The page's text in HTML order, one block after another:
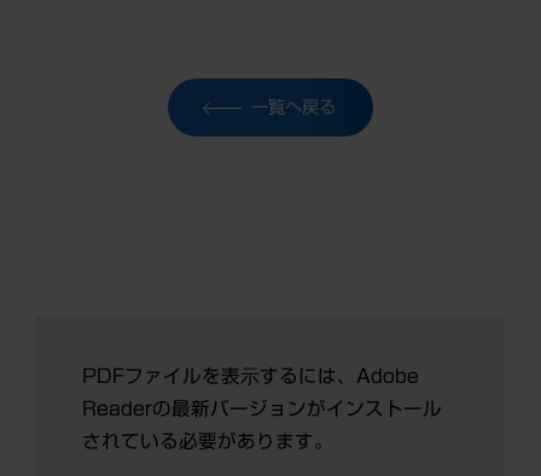
一覧へ戻る
PDFファイルを表示するには、Adobe
Readerの最新バージョンがインストール
されている必要があります。